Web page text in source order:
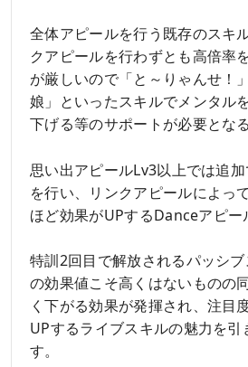
全体アピールを行う既存のスキ
クアピールを行わずとも高倍率
が厳しいので「と～りゃんせ！
娘」といったスキルでメンタル
下げる等のサポートが必要とな
思い出アピールLv3以上では追
を行い、リンクアピールによっ
ほど効果がUPするDanceアピー
特訓2回目で解放されるパッシ
の効果値こそ高くはないものの
く下がる効果が発揮され、注目
UPするライブスキルの魅力を
す。